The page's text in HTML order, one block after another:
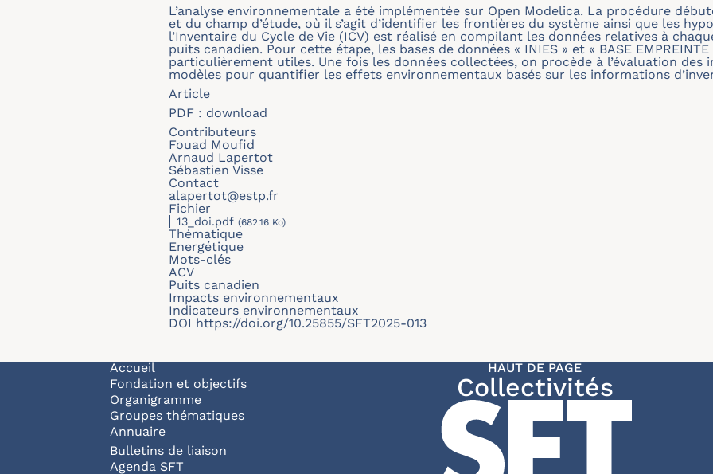
L’analyse environnementale a été implémentée sur Open Modelica. La procédure
et du champ d’étude, où il s’agit d’identifier les frontières du système ainsi que les
l’Inventaire du Cycle de Vie (ICV) est réalisé en compilant les données relatives à
puits canadien. Pour cette étape, les bases de données « INIES » et « BASE
particulièrement utiles. Une fois les données collectées, on procède à l’évaluation des
modèles pour quantifier les effets environnementaux basés sur les informations
Article
PDF : download
Contributeurs
Fouad Moufid
Arnaud Lapertot
Sébastien Visse
Contact
alapertot@estp.fr
Fichier
13_doi.pdf (682.16 Ko)
Thématique
Energétique
Mots-clés
ACV
Puits canadien
Impacts environnementaux
Indicateurs environnementaux
DOI https://doi.org/10.25855/SFT2025-013
Navigation principale
Accueil
Fondation et objectifs
Organigramme
Groupes thématiques
Annuaire
Bulletins de liaison
Agenda SFT
HAUT DE PAGE
Collectivités